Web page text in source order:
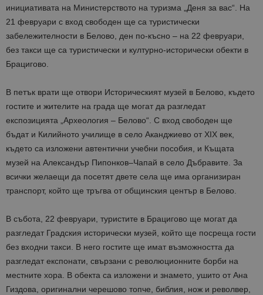
инициативата на Министерството на туризма „Деня за вас“. На
21 февруари с вход свободен ще са туристически
забележителности в Белово, ден по-късно – на 22 февруари,
без такси ще са туристически и културно-исторически обекти в
Брацигово.
В петък врати ще отвори Историческият музей в Белово, където
гостите и жителите на града ще могат да разгледат
експозицията „Археология – Белово“. С вход свободен ще
бъдат и Килийното училище в село Аканджиево от XIX век,
където са изложени автентични учебни пособия, и Къщата
музей на Александър Пипонков–Чапай в село Дъбравите. За
всички желаещи да посетят двете села ще има организиран
транспорт, който ще тръгва от общинския център в Белово.
В събота, 22 февруари, туристите в Брацигово ще могат да
разгледат Градския исторически музей, който ще посреща гости
без входни такси. В него гостите ще имат възможността да
разгледат експонати, свързани с революционните борби на
местните хора. В обекта са изложени и знамето, ушито от Ана
Гиздова, оригинални черешово топче, библия, нож и револвер,